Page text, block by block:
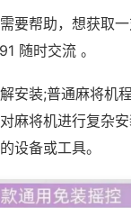
要帮助，想获取
随时交流 。
安装;普通麻将机
麻将机进行复杂
设备或工具。